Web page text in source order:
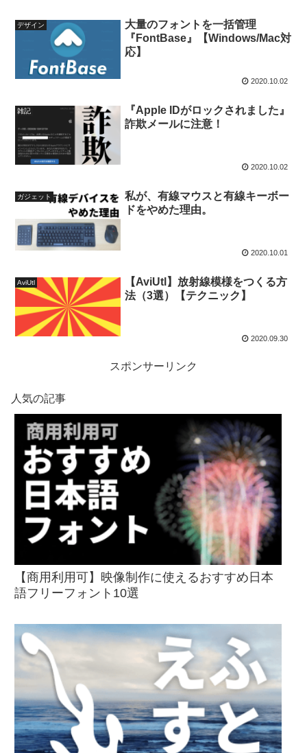
デザイン
大量のフォントを一括管理
『FontBase』【Windows/Mac対
応】
2020.10.02
雑記
『Apple IDがロックされました』
詐欺メールに注意！
2020.10.02
ガジェット
私が、有線マウスと有線キーボー
ドをやめた理由。
2020.10.01
AviUtl
【AviUtl】放射線模様をつくる方
法（3選）【テクニック】
2020.09.30
スポンサーリンク
人気の記事
【商用利用可】映像制作に使えるおすすめ日本
語フリーフォント10選